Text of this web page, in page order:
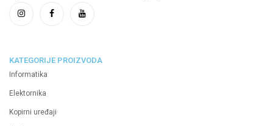
KATEGORIJE PROIZVODA
Informatika
Elektornika
Kopirni uređaji